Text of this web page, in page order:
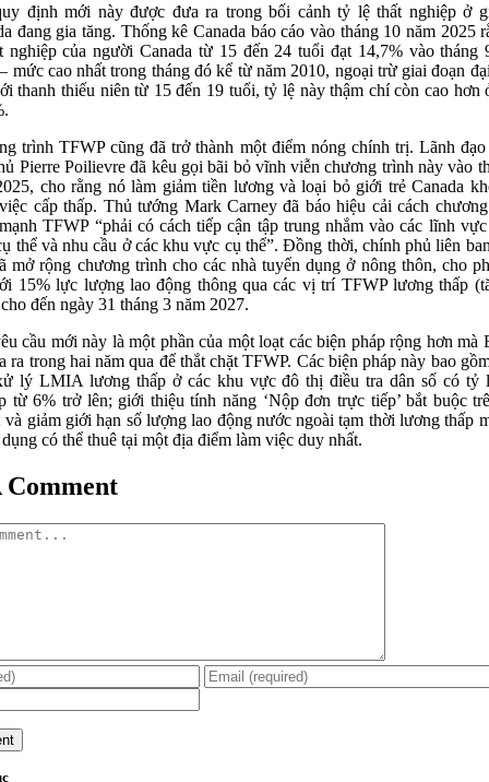
định mới này được đưa ra trong bối cảnh tỷ lệ thất nghiệp ở
đang gia tăng. Thống kê Canada báo cáo vào tháng 10 năm 2025
nghiệp của người Canada từ 15 đến 24 tuổi đạt 14,7% vào tháng
mức cao nhất trong tháng đó kể từ năm 2010, ngoại trừ giai đoạn
thanh thiếu niên từ 15 đến 19 tuổi, tỷ lệ này thậm chí còn cao hơn
trình TFWP cũng đã trở thành một điểm nóng chính trị. Lãnh
Pierre Poilievre đã kêu gọi bãi bỏ vĩnh viễn chương trình này vào
cho rằng nó làm giảm tiền lương và loại bỏ giới trẻ Canada
cấp thấp. Thủ tướng Mark Carney đã báo hiệu cải cách
TFWP “phải có cách tiếp cận tập trung nhắm vào các lĩnh
thể và nhu cầu ở các khu vực cụ thể”. Đồng thời, chính phủ liên
mở rộng chương trình cho các nhà tuyển dụng ở nông thôn, cho
15% lực lượng lao động thông qua các vị trí TFWP lương thấp
đến ngày 31 tháng 3 năm 2027.
cầu mới này là một phần của một loạt các biện pháp rộng hơn mà
ra trong hai năm qua để thắt chặt TFWP. Các biện pháp này bao
lý LMIA lương thấp ở các khu vực đô thị điều tra dân số có tỷ
từ 6% trở lên; giới thiệu tính năng ‘Nộp đơn trực tiếp’ bắt buộc
và giảm giới hạn số lượng lao động nước ngoài tạm thời lương thấp
có thể thuê tại một địa điểm làm việc duy nhất.
Comment